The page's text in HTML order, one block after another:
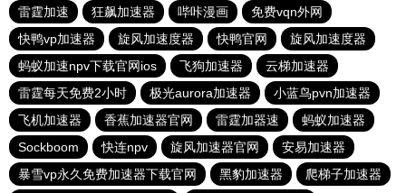
雷霆加速
狂飙加速器 哔咔漫画
免费vqn外网
快鸭vp加速器
旋风加速度器 快鸭官网
旋风加速度器
蚂蚁加速npv下载官网ios
飞狗加速器
云梯加速器
雷霆每天免费2小时
极光aurora加速器
小蓝鸟pvn加速器
飞机加速器
香蕉加速器官网 雷霆加器速
蚂蚁加速器
Sockboom
快连npv 旋风加速器官网
安易加速器
暴雪vp永久免费加速器下载官网
黑豹加速器
爬梯子加速器